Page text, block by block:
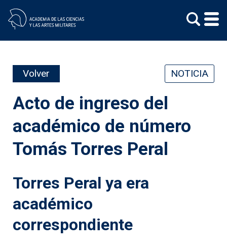
content
Volver NOTICIA
Acto de ingreso del
académico de número
Tomás Torres Peral
Torres Peral ya era
académico
correspondiente